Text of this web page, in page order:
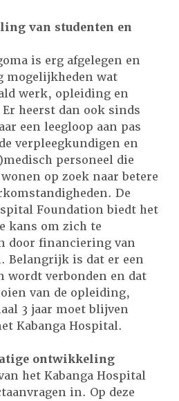
van studenten en
is erg afgelegen en
mogelijkheden wat
werk, opleiding en
heerst dan ook sinds
een leegloop aan pas
verpleegkundigen en
personeel die
op zoek naar betere
De
Foundation biedt het
kans om zich te
door financiering van
Belangrijk is dat er een
wordt verbonden en dat
van de opleiding,
3 jaar moet blijven
Kabanga Hospital.
ontwikkeling
het Kabanga Hospital
in. Op deze